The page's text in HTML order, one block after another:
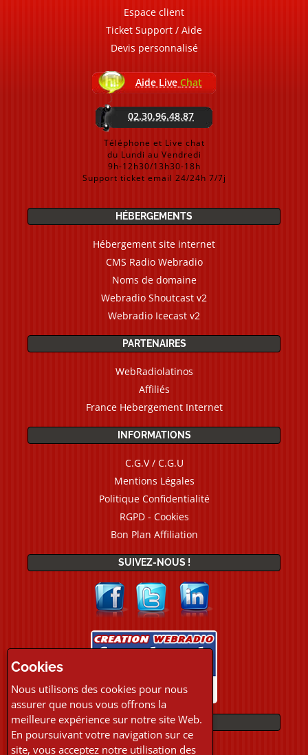
Espace client
Ticket Support / Aide
Devis personnalisé
Aide Live Chat
02.30.96.48.87
Téléphone et Live chat
du Lundi au Vendredi
9h-12h30/13h30-18h
Support ticket email 24/24h 7/7j
HÉBERGEMENTS
Hébergement site internet
CMS Radio Webradio
Noms de domaine
Webradio Shoutcast v2
Webradio Icecast v2
PARTENAIRES
WebRadiolatinos
Affiliés
France Hebergement Internet
INFORMATIONS
C.G.V / C.G.U
Mentions Légales
Politique Confidentialité
RGPD - Cookies
Bon Plan Affiliation
SUIVEZ-NOUS !
PAIEMENTS
Cookies
Nous utilisons des cookies pour nous
assurer que nous vous offrons la
meilleure expérience sur notre site Web.
En poursuivant votre navigation sur ce
site, vous acceptez notre utilisation des